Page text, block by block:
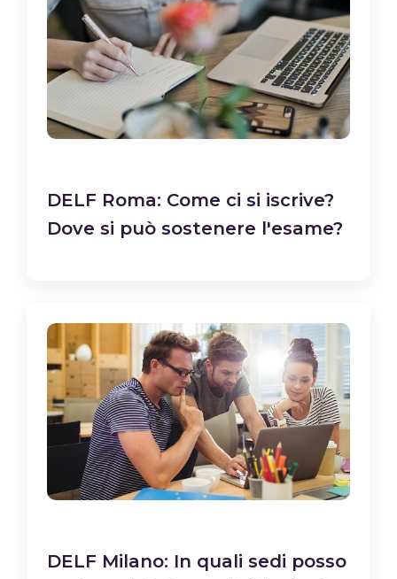
DELF Roma: Come ci si iscrive?
Dove si può sostenere l'esame?
DELF Milano: In quali sedi posso